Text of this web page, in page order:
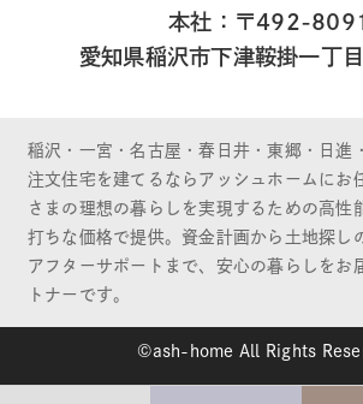
本社：〒492-8091
愛知県稲沢市下津鞍掛一丁
稲沢・一宮・名古屋・春日井・東郷・日進
注文住宅を建てるならアッシュホームにお
さまの理想の暮らしを実現するための高性
打ちな価格で提供。資金計画から土地探し
アフターサポートまで、安心の暮らしをお
トナーです。
©ash-home All Rights